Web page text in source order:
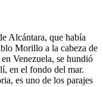
Alcántara, que había
Morillo a la cabeza de
Venezuela, se hundió
en el fondo del mar.
es uno de los parajes